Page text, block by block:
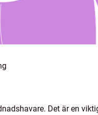
Det är en